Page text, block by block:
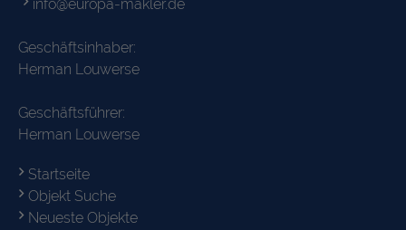
info@europa-makler.de
Geschäftsinhaber:
Herman Louwerse
Geschäftsführer:
Herman Louwerse
Startseite
Objekt Suche
Neueste Objekte